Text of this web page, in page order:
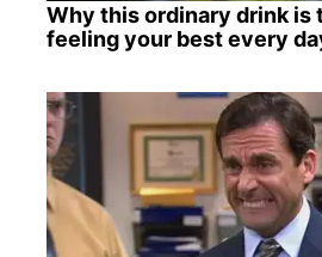
Why this ordinary drink is
feeling your best every